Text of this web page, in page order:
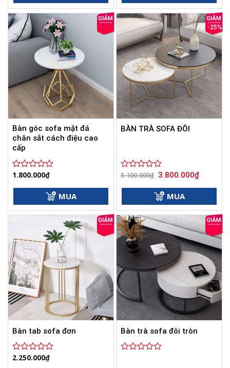
sao
sao
Bàn góc sofa mặt đá
chân sắt cách điệu cao
cấp
Được
5
sao
1.800.000₫
MUA
-25%
BÀN TRÀ SOFA ĐÔI
Được
5
sao
5.100.000₫ Giá
gốc
là:
5.100.000₫.
3.800.000₫Giá
hiện
tại
MUA
Bàn tab sofa đơn
Được
2.250.000₫
Bàn trà sofa đôi tròn